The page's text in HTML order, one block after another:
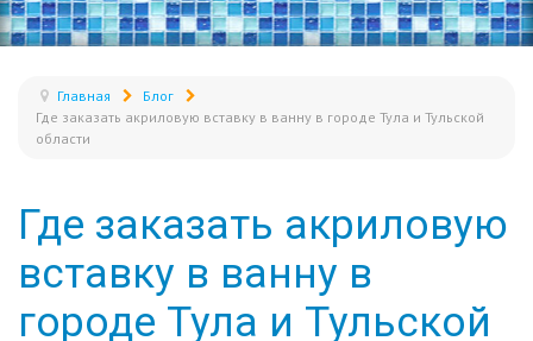
Главная
Блог
Где заказать акриловую вставку в ванну в городе Тула и Тульской
области
Где заказать акриловую
вставку в ванну в
городе Тула и Тульской